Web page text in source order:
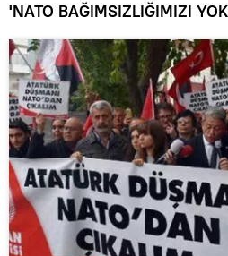
'NATO BAĞIMSIZLIĞIMIZI